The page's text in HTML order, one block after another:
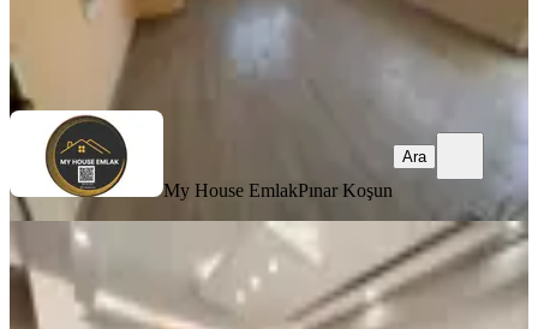
My House Emlak Pınar Koşun
Ara
My House EmlakPınar Koşun
Ara
Göztepe Metro Yanında 3+1 125m2
Arakat Lüks Dekorlu Temiz Ferah
Daire